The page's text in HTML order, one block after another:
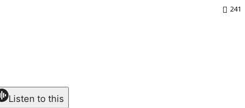
241
Listen to this